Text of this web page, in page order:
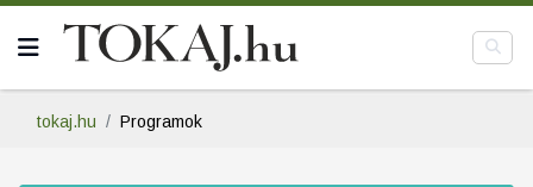
tokaj.hu Programok